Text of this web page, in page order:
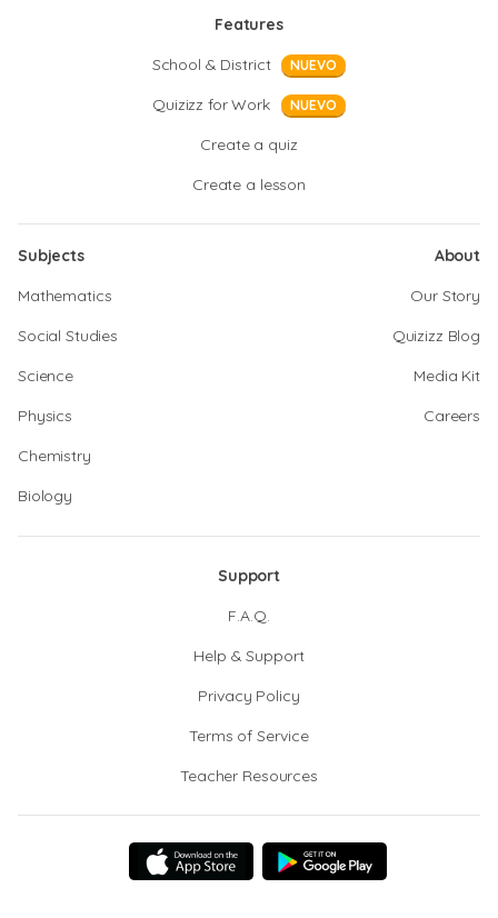
Features
School & District
NUEVO
Quizizz for Work NUEVO
Create a quiz
Create a lesson
Subjects
Mathematics
Social Studies
Science
Physics
Chemistry
Biology
About
Our Story
Quizizz Blog
Media Kit
Careers
Support
F.A.Q.
Help & Support
Privacy Policy
Terms of Service
Teacher Resources